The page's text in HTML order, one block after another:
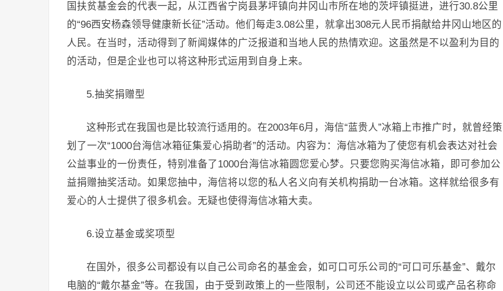
国扶贫基金会的代表一起，从江西省宁岗县茅坪镇向井冈山市所在地的茨坪镇挺进，进行30.8公里
的“96西安杨森领导健康新长征”活动。他们每走3.08公里，就拿出308元人民币捐献给井冈山地区的
人民。在当时，活动得到了新闻媒体的广泛报道和当地人民的热情欢迎。这虽然是不以盈利为目的
的活动，但是企业也可以将这种形式运用到自身上来。
5.抽奖捐赠型
这种形式在我国也是比较流行适用的。在2003年6月，海信“蓝贵人”冰箱上市推广时，就曾经策
划了一次“1000台海信冰箱征集爱心捐助者”的活动。内容为：海信冰箱为了使您有机会表达对社会
公益事业的一份责任，特别准备了1000台海信冰箱圆您爱心梦。只要您购买海信冰箱，即可参加公
益捐赠抽奖活动。如果您抽中，海信将以您的私人名义向有关机构捐助一台冰箱。这样就给很多有
爱心的人士提供了很多机会。无疑也使得海信冰箱大卖。
6.设立基金或奖项型
在国外，很多公司都设有以自己公司命名的基金会，如可口可乐公司的“可口可乐基金”、戴尔
电脑的“戴尔基金”等。在我国，由于受到政策上的一些限制，公司还不能设立以公司或产品名称命